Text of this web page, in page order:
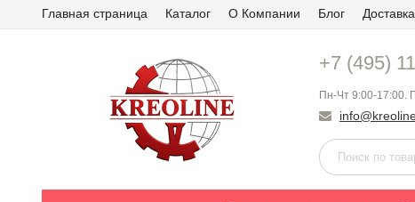
Главная страница Каталог О Компании Блог Доставка
+7 (495)
Пн-Чт 9:00-17:00.